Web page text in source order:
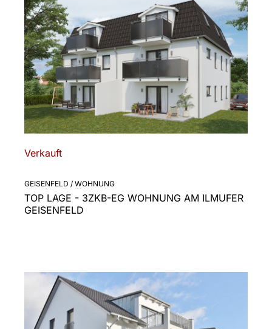
Verkauft
GEISENFELD / WOHNUNG
TOP LAGE - 3ZKB-EG WOHNUNG AM ILMUFER
GEISENFELD